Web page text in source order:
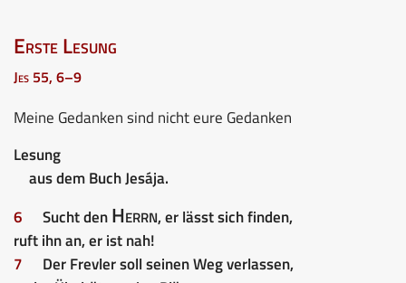
Erste Lesung
Jes 55, 6–9
Meine Gedanken sind nicht eure Gedanken
Lesung
aus dem Buch Jesája.
6
Sucht denHerrn, er lässt sich finden,
ruft ihn an, er ist nah!
7
Der Frevler soll seinen Weg verlassen,